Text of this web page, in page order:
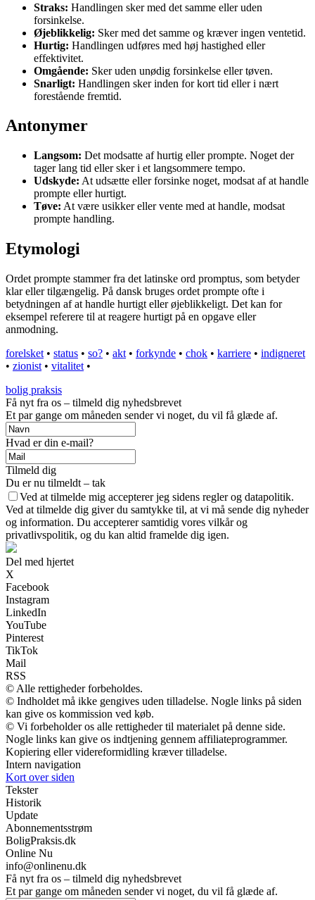
Straks: Handlingen sker med det samme eller uden
forsinkelse.
Øjeblikkelig: Sker med det samme og kræver ingen ventetid.
Hurtig: Handlingen udføres med høj hastighed eller
effektivitet.
Omgående: Sker uden unødig forsinkelse eller tøven.
Snarligt: Handlingen sker inden for kort tid eller i nært
forestående fremtid.
Antonymer
Langsom: Det modsatte af hurtig eller prompte. Noget der
tager lang tid eller sker i et langsommere tempo.
Udskyde: At udsætte eller forsinke noget, modsat af at handle
prompte eller hurtigt.
Tøve: At være usikker eller vente med at handle, modsat
prompte handling.
Etymologi
Ordet prompte stammer fra det latinske ord promptus, som betyder
klar eller tilgængelig. På dansk bruges ordet prompte ofte i
betydningen af at handle hurtigt eller øjeblikkeligt. Det kan for
eksempel referere til at reagere hurtigt på en opgave eller
anmodning.
forelsket • status • so? • akt • forkynde • chok • karriere • indigneret
• zionist • vitalitet •
bolig praksis
Få nyt fra os – tilmeld dig nyhedsbrevet
Et par gange om måneden sender vi noget, du vil få glæde af.
Hvad er din e-mail?
Tilmeld dig
Du er nu tilmeldt – tak
Ved at tilmelde mig accepterer jeg sidens regler og datapolitik.
Ved at tilmelde dig giver du samtykke til, at vi må sende dig nyheder
og information. Du accepterer samtidig vores vilkår og
privatlivspolitik, og du kan altid framelde dig igen.
Del med hjertet
X
Facebook
Instagram
LinkedIn
YouTube
Pinterest
TikTok
Mail
RSS
© Alle rettigheder forbeholdes.
© Indholdet må ikke gengives uden tilladelse. Nogle links på siden
kan give os kommission ved køb.
© Vi forbeholder os alle rettigheder til materialet på denne side.
Nogle links kan give os indtjening gennem affiliateprogrammer.
Kopiering eller videreformidling kræver tilladelse.
Intern navigation
Kort over siden
Tekster
Historik
Update
Abonnementsstrøm
BoligPraksis.dk
Online Nu
info@onlinenu.dk
Få nyt fra os – tilmeld dig nyhedsbrevet
Et par gange om måneden sender vi noget, du vil få glæde af.